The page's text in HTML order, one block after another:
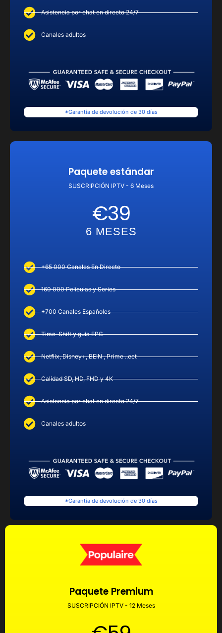
Asistencia por chat en directo 24/7
Canales adultos
*Garantía de devolución de 30 días
Paquete estándar
SUSCRIPCIÓN IPTV - 6 Meses
€39
6 MESES
+65 000 Canales En Directo
160 000 Películas y Series
+700 Canales Españoles
Time-Shift y guía EPG
Netflix, Disney+, BEIN , Prime ..ect
Calidad SD, HD, FHD y 4K
Asistencia por chat en directo 24/7
Canales adultos
*Garantía de devolución de 30 días
Paquete Premium
SUSCRIPCIÓN IPTV - 12 Meses